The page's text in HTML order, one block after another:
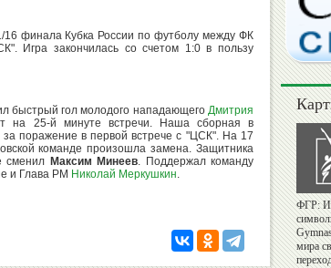
16 финала Кубка России по футболу между ФК
Игра закончилась со счетом 1:0 в пользу
быстрый гол молодого нападающего Дмитрия
на 25-й минуте встречи. Наша сборная в
поражение в первой встрече с "ЦСК". На 17
команде произошла замена. Защитника
Максим Минеев. Поддержал команду
и Глава РМ Николай Меркушкин.
ФГР:
мира